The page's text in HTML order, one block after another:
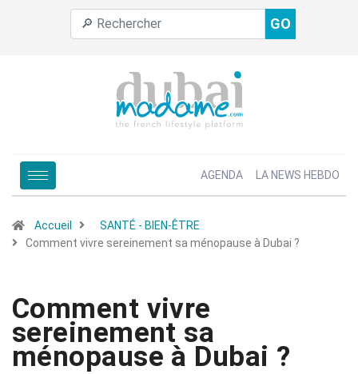
GO
AGENDA LA NEWS HEBDO
Accueil
SANTÉ - BIEN-ÊTRE
Comment vivre sereinement sa ménopause à Dubai ?
Comment vivre
sereinement sa
ménopause à Dubai ?